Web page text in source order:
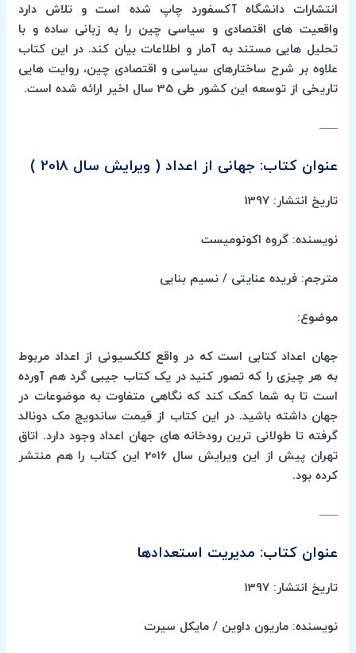
انتشارات دانشگاه آکسفورد چاپ شده است و تلاش دارد
واقعیت های اقتصادی و سیاسی چین را به زبانی ساده و با
تحلیل هایی مستند به آمار و اطلاعات بیان کند. در این کتاب
علاوه بر شرح ساختارهای سیاسی و اقتصادی چین، روایت هایی
تاریخی از توسعه این کشور طی 35 سال اخیر ارائه شده است.
—–
عنوان کتاب: جهانی از اعداد ( ویرایش سال 2018 )
تاریخ انتشار: 1397
نویسنده: گروه اکونومیست
مترجم: فریده عنایتی / نسیم بنایی
موضوع:
جهان اعداد کتابی است که در واقع کلکسیونی از اعداد مربوط
به هر چیزی را که تصور کنید در یک کتاب جیبی گرد هم آورده
است تا به شما کمک کند که نگاهی متفاوت به موضوعات در
جهان داشته باشید. در این کتاب از قیمت ساندویچ مک دونالد
گرفته تا طولانی ترین رودخانه های جهان اعداد وجود دارد. اتاق
تهران پیش از این ویرایش سال 2016 این کتاب را هم منتشر
کرده بود.
—–
عنوان کتاب: مدیریت استعدادها
تاریخ انتشار: 1397
نویسنده: ماریون داوین / مایکل سیرت